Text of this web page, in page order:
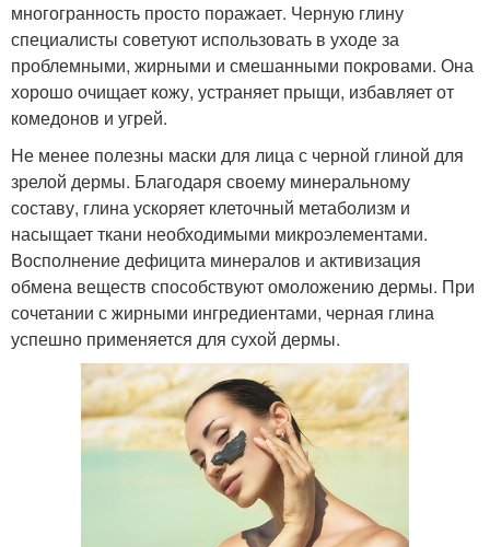
многогранность просто поражает. Черную глину
специалисты советуют использовать в уходе за
проблемными, жирными и смешанными покровами. Она
хорошо очищает кожу, устраняет прыщи, избавляет от
комедонов и угрей.
Не менее полезны маски для лица с черной глиной для
зрелой дермы. Благодаря своему минеральному
составу, глина ускоряет клеточный метаболизм и
насыщает ткани необходимыми микроэлементами.
Восполнение дефицита минералов и активизация
обмена веществ способствуют омоложению дермы. При
сочетании с жирными ингредиентами, черная глина
успешно применяется для сухой дермы.